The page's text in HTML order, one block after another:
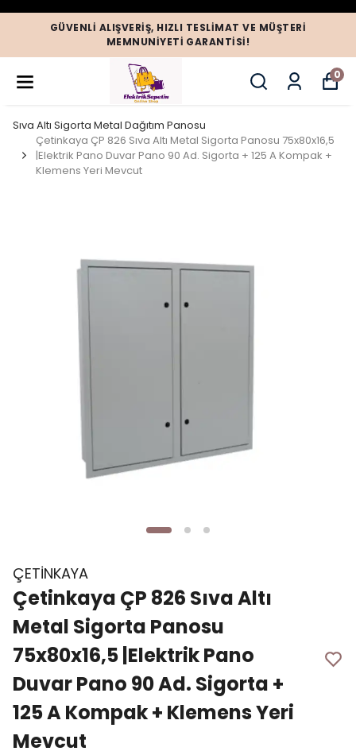
GÜVENLI ALIŞVERIŞ, HIZLI TESLIMAT VE MÜŞTERI
MEMNUNIYETI GARANTISI!
0
Sıva Altı Sigorta Metal Dağıtım Panosu
Çetinkaya ÇP 826 Sıva Altı Metal Sigorta Panosu 75x80x16,5
|Elektrik Pano Duvar Pano 90 Ad. Sigorta + 125 A Kompak +
Klemens Yeri Mevcut
ÇETİNKAYA
Çetinkaya ÇP 826 Sıva Altı
Metal Sigorta Panosu
75x80x16,5 |Elektrik Pano
Duvar Pano 90 Ad. Sigorta +
125 A Kompak + Klemens Yeri
Mevcut